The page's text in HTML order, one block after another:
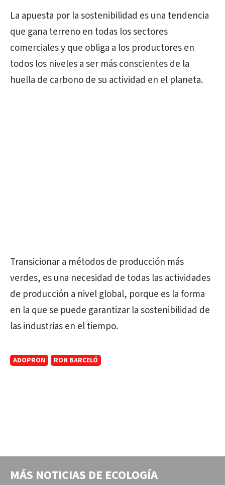
La apuesta por la sostenibilidad es una tendencia
que gana terreno en todas los sectores
comerciales y que obliga a los productores en
todos los niveles a ser más conscientes de la
huella de carbono de su actividad en el planeta.
Transicionar a métodos de producción más
verdes, es una necesidad de todas las actividades
de producción a nivel global, porque es la forma
en la que se puede garantizar la sostenibilidad de
las industrias en el tiempo.
ADOPRON RON BARCELÓ
MÁS NOTICIAS DE ECOLOGÍA